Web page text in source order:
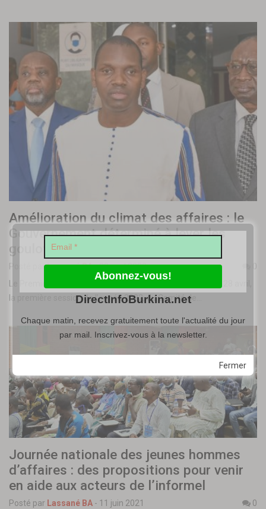
Amélioration du climat des affaires : le
Gouvernement déterminé à lever les
goulots d’étranglement
Posté parLassané BA-28 avril 2022
0
Le Premier ministre, Albert Ouédraogo, a présidé ce jeudi 28 avril,
la première session de l’année 2022, du Comité de…
Journée nationale des jeunes hommes
d’affaires : des propositions pour venir
en aide aux acteurs de l’informel
Posté par Lassané BA - 11 juin 2021
0
Fermer
DirectInfoBurkina.net
Chaque matin, recevez gratuitement toute l'actualité du jour
par mail. Inscrivez-vous à la newsletter.